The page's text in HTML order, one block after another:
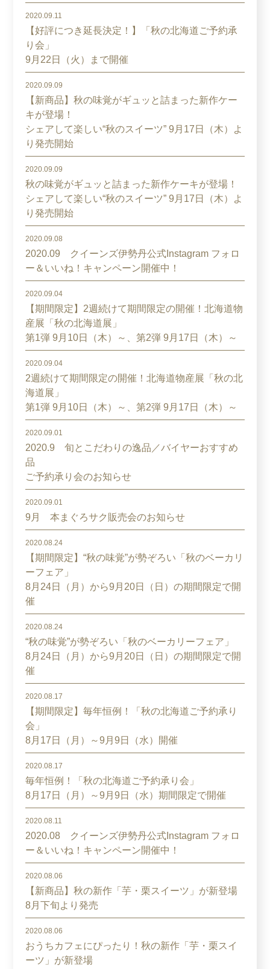
2020.09.11
【好評につき延長決定！】「秋の北海道ご予約承
り会」
9月22日（火）まで開催
2020.09.09
【新商品】秋の味覚がギュッと詰まった新作ケー
キが登場！
シェアして楽しい“秋のスイーツ” 9月17日（木）よ
り発売開始
2020.09.09
秋の味覚がギュッと詰まった新作ケーキが登場！
シェアして楽しい“秋のスイーツ” 9月17日（木）よ
り発売開始
2020.09.08
2020.09 クイーンズ伊勢丹公式Instagram フォロ
ー＆いいね！キャンペーン開催中！
2020.09.04
【期間限定】2週続けて期間限定の開催！北海道物
産展「秋の北海道展」
第1弾 9月10日（木）～、第2弾 9月17日（木）～
2020.09.04
2週続けて期間限定の開催！北海道物産展「秋の北
海道展」
第1弾 9月10日（木）～、第2弾 9月17日（木）～
2020.09.01
2020.9 旬とこだわりの逸品／バイヤーおすすめ
品
ご予約承り会のお知らせ
2020.09.01
9月 本まぐろサク販売会のお知らせ
2020.08.24
【期間限定】“秋の味覚”が勢ぞろい「秋のベーカリ
ーフェア」
8月24日（月）から9月20日（日）の期間限定で開
催
2020.08.24
“秋の味覚”が勢ぞろい「秋のベーカリーフェア」
8月24日（月）から9月20日（日）の期間限定で開
催
2020.08.17
【期間限定】毎年恒例！「秋の北海道ご予約承り
会」
8月17日（月）～9月9日（水）開催
2020.08.17
毎年恒例！「秋の北海道ご予約承り会」
8月17日（月）～9月9日（水）期間限定で開催
2020.08.11
2020.08 クイーンズ伊勢丹公式Instagram フォロ
ー＆いいね！キャンペーン開催中！
2020.08.06
【新商品】秋の新作「芋・栗スイーツ」が新登場
8月下旬より発売
2020.08.06
おうちカフェにぴったり！秋の新作「芋・栗スイ
ーツ」が新登場